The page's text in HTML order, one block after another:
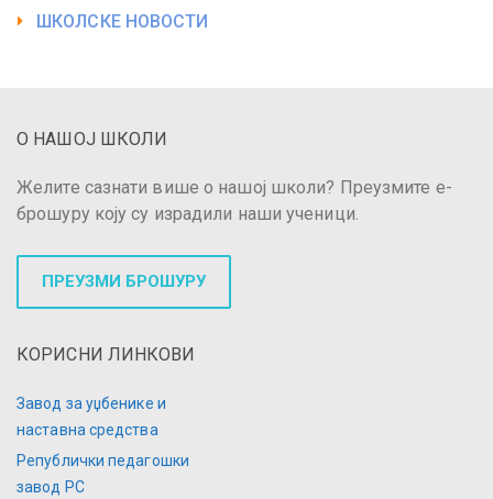
ШКОЛСКЕ НОВОСТИ
О НАШОЈ ШКОЛИ
Желите сазнати више о нашој школи? Преузмите е-
брошуру коју су израдили наши ученици.
ПРЕУЗМИ БРОШУРУ
КОРИСНИ ЛИНКОВИ
Завод за уџбенике и
наставна средства
Републички педагошки
завод РС